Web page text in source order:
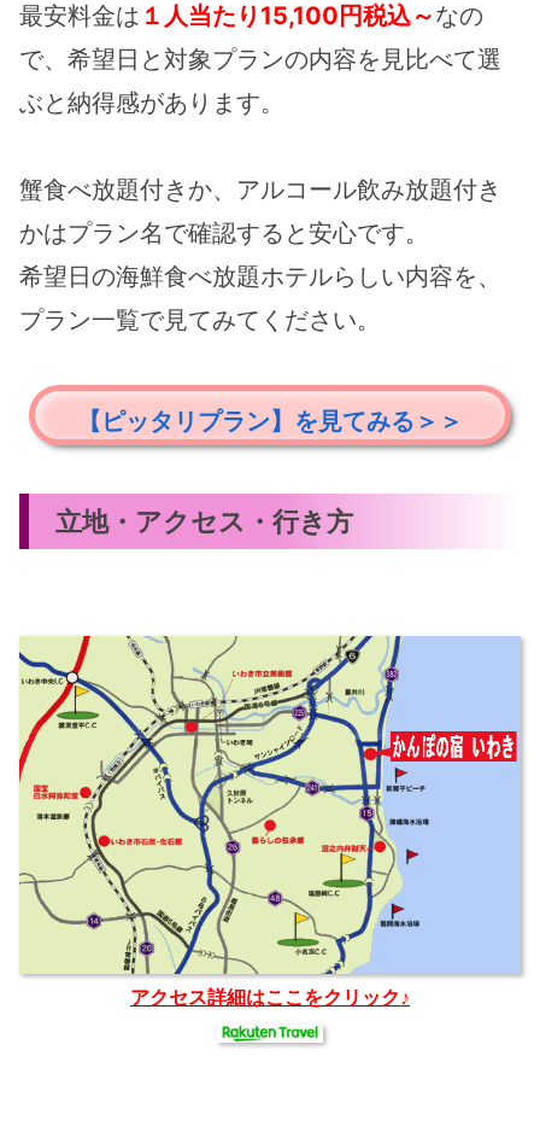
最安料金は １人当たり15,100円税込～なの
で、希望日と対象プランの内容を見比べて選
ぶと納得感があります。
蟹食べ放題付きか、アルコール飲み放題付き
かはプラン名で確認すると安心です。
希望日の海鮮食べ放題ホテルらしい内容を、
プラン一覧で見てみてください。
【ピッタリプラン】を見てみる＞＞
立地・アクセス・行き方
アクセス詳細はここをクリック♪